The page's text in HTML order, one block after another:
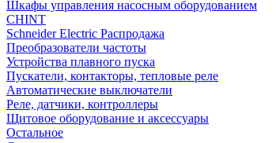
Шкафы управления насосным оборудованием
CHINT
Schneider Electric Распродажа
Преобразователи частоты
Устройства плавного пуска
Пускатели, контакторы, тепловые реле
Автоматические выключатели
Реле, датчики, контроллеры
Щитовое оборудование и аксессуары
Остальное